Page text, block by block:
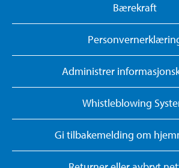
Bærekraft
Administrer
Whistleblowing
Gi tilbakemelding om